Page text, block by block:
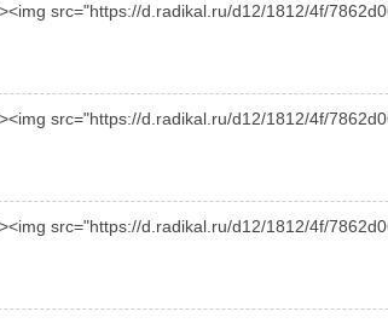
src="https://d.radikal.ru/d12/1812/4f/
src="https://d.radikal.ru/d12/1812/4f/
src="https://d.radikal.ru/d12/1812/4f/